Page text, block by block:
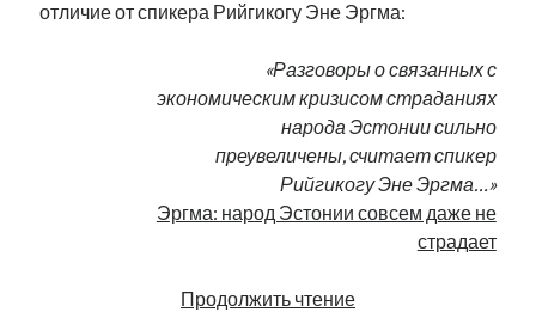
отличие от спикера Рийгикогу Эне Эргма:
«Разговоры о связанных с
экономическим кризисом страданиях
народа Эстонии сильно
преувеличены, считает спикер
Рийгикогу Эне Эргма…»
Эргма: народ Эстонии совсем даже не
страдает
Продолжить чтениеЗаразный